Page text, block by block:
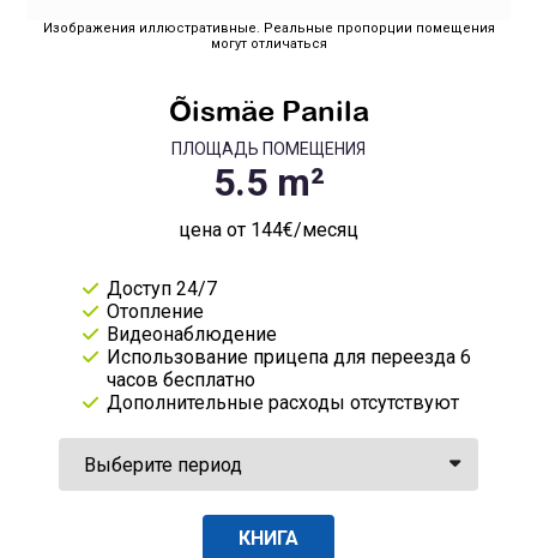
Изображения иллюстративные. Реальные пропорции помещения
могут отличаться
Õismäe Panila
ПЛОЩАДЬ ПОМЕЩЕНИЯ
цена от 144€/месяц
Доступ 24/7
Отопление
Видеонаблюдение
Использование прицепа для переезда 6
часов бесплатно
Дополнительные расходы отсутствуют
КНИГА